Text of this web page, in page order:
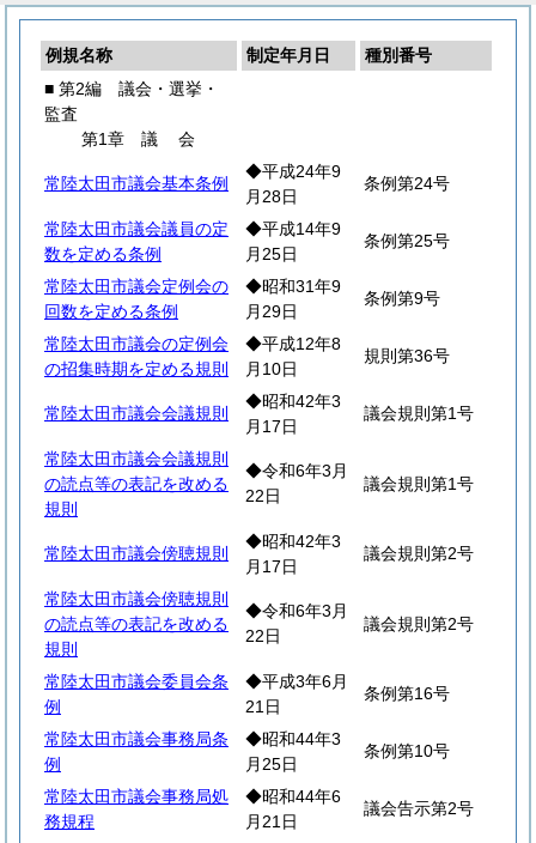
例規名称 制定年月日
種別番号
■ 第2編 議会・選挙・
監査
第1章 議会
常陸太田市議会基本条例
◆平成24年9
月28日
条例第24号
常陸太田市議会議員の定
数を定める条例
◆平成14年9
月25日
条例第25号
常陸太田市議会定例会の
回数を定める条例
◆昭和31年9
月29日
条例第9号
常陸太田市議会の定例会
の招集時期を定める規則
◆平成12年8
月10日
規則第36号
常陸太田市議会会議規則
◆昭和42年3
月17日
議会規則第1号
常陸太田市議会会議規則
の読点等の表記を改める
規則
◆令和6年3月
22日
議会規則第1号
常陸太田市議会傍聴規則
◆昭和42年3
月17日
議会規則第2号
常陸太田市議会傍聴規則
の読点等の表記を改める
規則
◆令和6年3月
22日
議会規則第2号
常陸太田市議会委員会条
例
◆平成3年6月
21日
条例第16号
常陸太田市議会事務局条
例
◆昭和44年3
月25日
条例第10号
常陸太田市議会事務局処
務規程
◆昭和44年6
月21日
議会告示第2号